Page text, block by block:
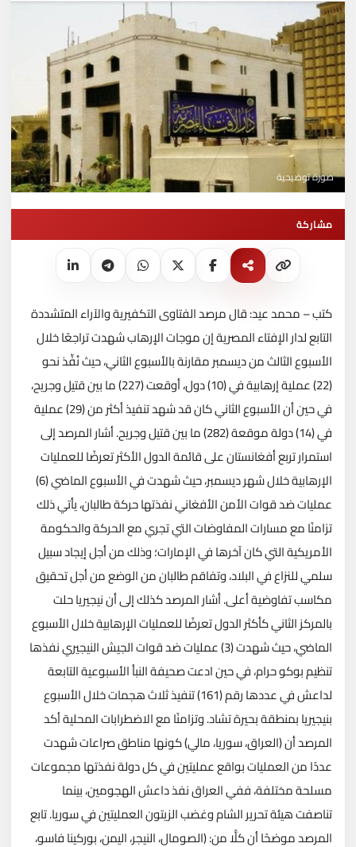
صورة توضيحية
مشاركة
كتب – محمد عيد: قال مرصد الفتاوى التكفيرية والآراء المتشددة
التابع لدار الإفتاء المصرية إن موجات الإرهاب شهدت تراجعًا خلال
الأسبوع الثالث من ديسمبر مقارنة بالأسبوع الثاني، حيث نُفِّذ نحو
(22) عملية إرهابية في (10) دول، أوقعت (227) ما بين قتيل وجريح،
في حين أن الأسبوع الثاني كان قد شهد تنفيذ أكثر من (29) عملية
في (14) دولة موقعة (282) ما بين قتيل وجريح. أشار المرصد إلى
استمرار تربع أفغانستان على قائمة الدول الأكثر تعرضًا للعمليات
الإرهابية خلال شهر ديسمبر، حيث شهدت في الأسبوع الماضي (6)
عمليات ضد قوات الأمن الأفغاني نفذتها حركة طالبان، يأتي ذلك
تزامنًا مع مسارات المفاوضات التي تجري مع الحركة والحكومة
الأمريكية التي كان آخرها في الإمارات؛ وذلك من أجل إيجاد سبيل
سلمي للنزاع في البلاد، وتفاقم طالبان من الوضع من أجل تحقيق
مكاسب تفاوضية أعلى. أشار المرصد كذلك إلى أن نيجيريا حلت
بالمركز الثاني كأكثر الدول تعرضًا للعمليات الإرهابية خلال الأسبوع
الماضي، حيث شهدت (3) عمليات ضد قوات الجيش النيجيري نفذها
تنظيم بوكو حرام، في حين ادعت صحيفة النبأ الأسبوعية التابعة
لداعش في عددها رقم (161) تنفيذ ثلاث هجمات خلال الأسبوع
بنيجيريا بمنطقة بحيرة تشاد. وتزامنًا مع الاضطرابات المحلية أكد
المرصد أن (العراق، سوريا، مالي) كونها مناطق صراعات شهدت
عددًا من العمليات بواقع عمليتين في كل دولة نفذتها مجموعات
مسلحة مختلفة، ففي العراق نفذ داعش الهجومين، بينما
تناصفت هيئة تحرير الشام وغضب الزيتون العمليتين في سوريا. تابع
المرصد موضحًا أن كلًّا من: (الصومال، النيجر، اليمن، بوركينا فاسو،